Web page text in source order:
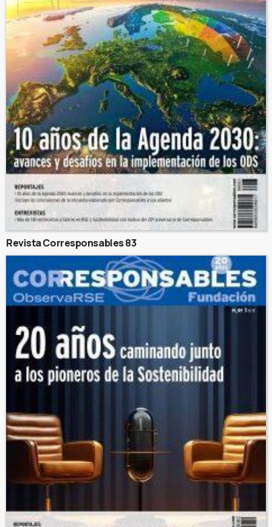
Revista Corresponsables 83